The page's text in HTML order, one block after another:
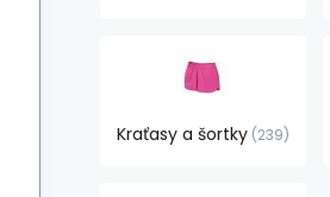
Kraťasy a šortky 239